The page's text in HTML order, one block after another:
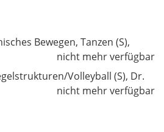
Bewegen, Tanzen (S),
nicht mehr verfügbar
Volleyball (S), Dr.
nicht mehr verfügbar